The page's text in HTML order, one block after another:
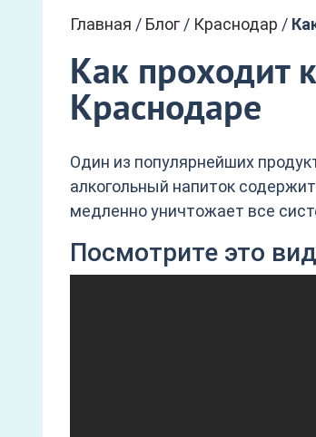
Главная / Блог / Краснодар /
Как проходит
Краснодаре
Один из популярнейших
алкогольный напиток
медленно уничтожает все
Посмотрите это